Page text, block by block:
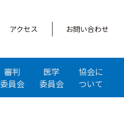
アクセス お問い合わせ
審判
委員会
医学
委員会
協会に
ついて